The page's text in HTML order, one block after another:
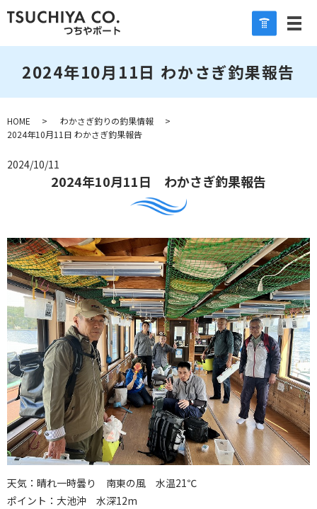
2024年10月11日 わかさぎ釣果報告
HOME
わかさぎ釣りの釣果情報
2024年10月11日 わかさぎ釣果報告
2024/10/11
2024年10月11日 わかさぎ釣果報告
天気：晴れ一時曇り 南東の風 水温21℃
ポイント：大池沖 水深12m